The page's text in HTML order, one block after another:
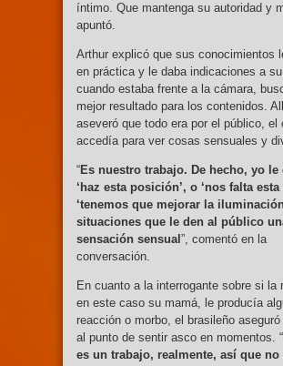
íntimo. Que mantenga su autoridad y
apuntó.
Arthur explicó que sus conocimientos
en práctica y le daba indicaciones a
cuando estaba frente a la cámara,
mejor resultado para los contenidos.
aseveró que todo era por el público, el
accedía para ver cosas sensuales y
“Es nuestro trabajo. De hecho, yo le
‘haz esta posición’, o ‘nos falta esta
‘tenemos que mejorar la
situaciones que le den al público
sensación sensual ”, comentó en la
conversación.
En cuanto a la interrogante sobre si la
en este caso su mamá, le producía
reacción o morbo, el brasileño aseguró
al punto de sentir asco en momentos. “
es un trabajo, realmente, así que no